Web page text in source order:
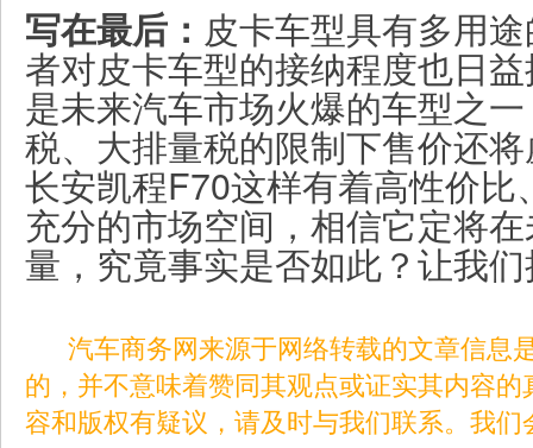
写在最后： 皮卡车型具有多用
者对皮卡车型的接纳程度也日
是未来汽车市场火爆的车型之
税、大排量税的限制下售价还
长安凯程F70这样有着高性价
充分的市场空间，相信它定将
量，究竟事实是否如此？让我
汽车商务网来源于网络转载的文章信息
的，并不意味着赞同其观点或证实其内容
容和版权有疑议，请及时与我们联系。我